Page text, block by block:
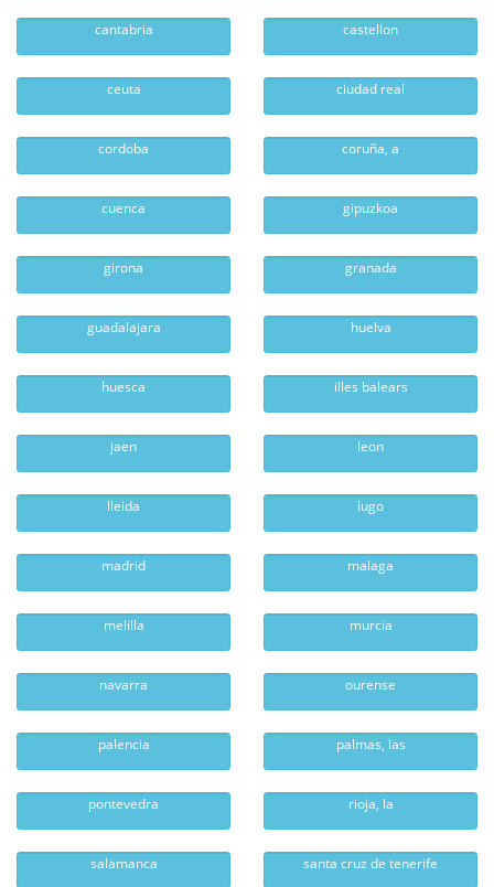
cantabria castellon
ceuta ciudad real
cordoba coruña, a
cuenca gipuzkoa
girona granada
guadalajara huelva
huesca illes balears
jaen leon
lleida lugo
madrid malaga
melilla murcia
navarra ourense
palencia palmas, las
pontevedra rioja, la
salamanca santa cruz de tenerife